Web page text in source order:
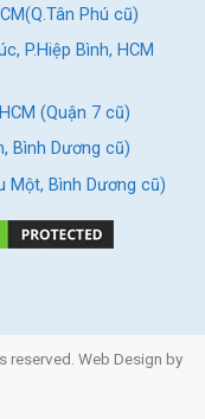
Phú cũ)
P.Hiệp Bình, HCM
(Quận 7 cũ)
Bình Dương cũ)
Một, Bình Dương cũ)
reserved. Web Design by